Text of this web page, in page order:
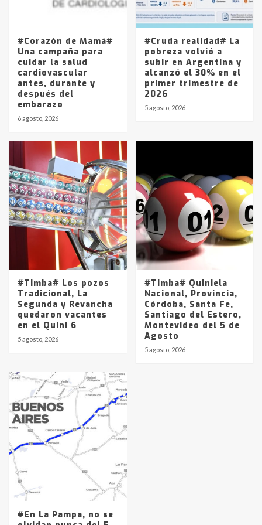
Los precios de los combustibles en
La Pampa, desde YPF hasta Axion
entre 857 a 1338 pesos
#Corazón de Mamá#
Una campaña para
cuidar la salud
cardiovascular
antes, durante y
después del
embarazo
6 agosto, 2026
#Cruda realidad# La
pobreza volvió a
subir en Argentina y
alcanzó el 30% en el
primer trimestre de
2026
5 agosto, 2026
#Timba# Los pozos
Tradicional, La
Segunda y Revancha
quedaron vacantes
en el Quini 6
5 agosto, 2026
#Timba# Quiniela
Nacional, Provincia,
Córdoba, Santa Fe,
Santiago del Estero,
Montevideo del 5 de
Agosto
5 agosto, 2026
#En La Pampa, no se